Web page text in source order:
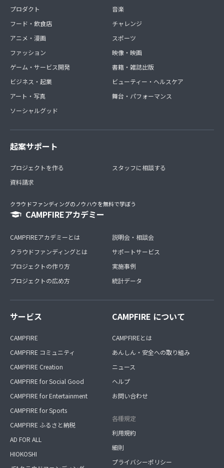
プロダクト
フード・飲食店
アニメ・漫画
ファッション
ゲーム・サービス開発
ビジネス・起業
アート・写真
ソーシャルグッド
音楽
チャレンジ
スポーツ
映像・映画
書籍・雑誌出版
ビューティー・ヘルスケア
舞台・パフォーマンス
起案サポート
プロジェクトを作る
資料請求
スタッフに相談する
クラウドファンディングのノウハウを無料で学ぼう
CAMPFIREアカデミー
CAMPFIREアカデミーとは
クラウドファンディングとは
プロジェクトの作り方
プロジェクトの広め方
説明会・相談会
サポートサービス
実施事例
統計データ
サービス
CAMPFIRE
CAMPFIRE コミュニティ
CAMPFIRE Creation
CAMPFIRE for Social Good
CAMPFIRE for Entertainment
CAMPFIRE for Sports
CAMPFIRE ふるさと納税
AD FOR ALL
HIOKOSHI
CAMPFIRE について
CAMPFIREとは
あんしん・安全への取り組み
ニュース
ヘルプ
お問い合わせ
各種規定
利用規約
細則
プライバシーポリシー